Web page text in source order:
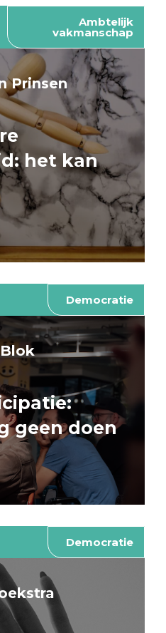
Ambtelijk
vakmanschap
Prinsen
het kan
Democratie
geen doen
Democratie